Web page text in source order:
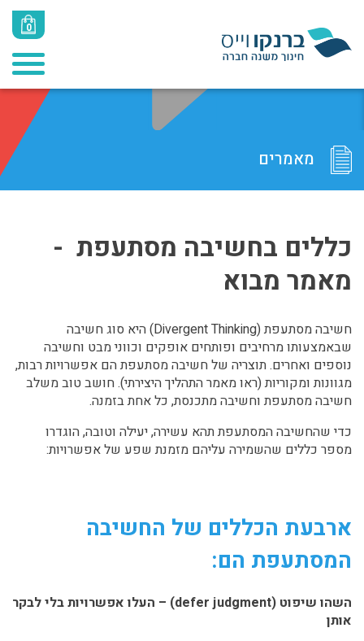
0
מאמרים
כללים בחשיבה מסתעפת -
מאמר מבוא
חשיבה מסתעפת (Divergent Thinking) היא סוג חשיבה
שבאמצעותו מרחיבים ופותחים אופקים וכווני מבט וחשיבה
נוספים ואחרים. תוצריה של חשיבה מסתעפת הם אפשרויות רבות,
מגוונות ומקוריות (ראו מאמר התהליך היצירתי). חושב טוב משלב
חשיבה מסתעפת וחשיבה מתכנסת, כל אחת בזמנה.
כדי שהחשיבה המסתעפת תהא עשירה, יעילה וטובה, הוגדרו
מספר כללים שהשמירה עליהם מזמנת שפע של אפשרויות:
ארבעת הכללים של החשיבה
המסתעפת הם:
השהו שיפוט (defer judgment) – העלו אפשרויות בלי לבקר
אותן